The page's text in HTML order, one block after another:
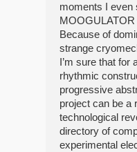
moments I even
Because of
strange
I’m sure that for
rhythmic
progressive
project can be a
technological
directory of
experimental